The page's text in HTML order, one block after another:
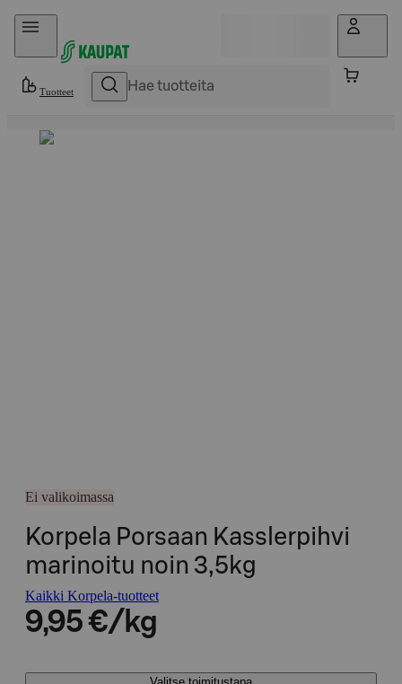
Hyppää sisältöön
Tuotteet
Ei valikoimassa
Korpela Porsaan Kasslerpihvi
marinoitu noin 3,5kg
Kaikki Korpela-tuotteet
9,95 €/kg